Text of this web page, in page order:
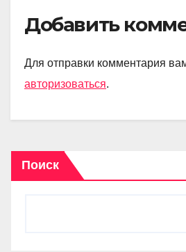
Добавить
Для отправки комментария
авторизоваться.
Поиск